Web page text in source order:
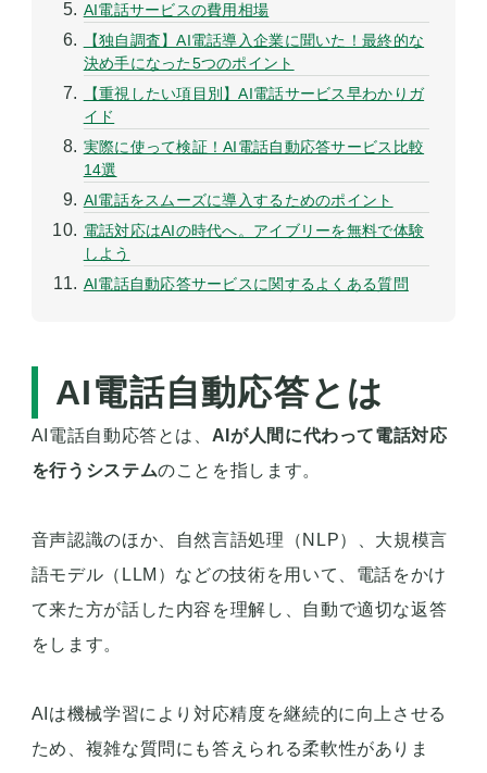
AI電話サービスの費用相場
【独自調査】AI電話導入企業に聞いた！最終的な
決め手になった5つのポイント
【重視したい項目別】AI電話サービス早わかりガ
イド
実際に使って検証！AI電話自動応答サービス比較
14選
AI電話をスムーズに導入するためのポイント
電話対応はAIの時代へ。アイブリーを無料で体験
しよう
AI電話自動応答サービスに関するよくある質問
AI電話自動応答とは
AI電話自動応答とは、 AIが人間に代わって電話対応
を行うシステムのことを指します。
音声認識のほか、自然言語処理（NLP）、大規模言
語モデル（LLM）などの技術を用いて、電話をかけ
て来た方が話した内容を理解し、自動で適切な返答
をします。
AIは機械学習により対応精度を継続的に向上させる
ため、複雑な質問にも答えられる柔軟性がありま